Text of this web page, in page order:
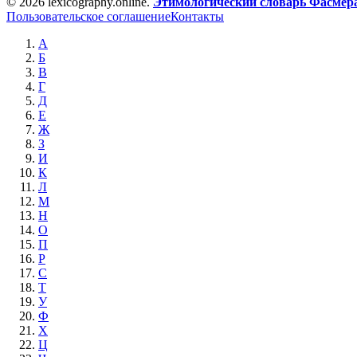
Пользовательское соглашениеКонтакты
А
Б
В
Г
Д
Е
Ж
З
И
К
Л
М
Н
О
П
Р
С
Т
У
Ф
Х
Ц